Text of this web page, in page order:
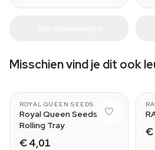
Misschien vind je dit ook
ROYAL QUEEN SEEDS
Royal Queen Seeds
Rolling Tray
€ 4,01
€